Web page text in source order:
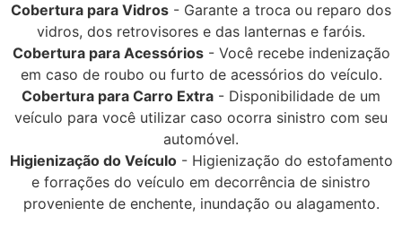
Cobertura para Vidros - Garante a troca ou reparo dos
vidros, dos retrovisores e das lanternas e faróis.
Cobertura para Acessórios- Você recebe indenização
em caso de roubo ou furto de acessórios do veículo.
Cobertura para Carro Extra - Disponibilidade de um
veículo para você utilizar caso ocorra sinistro com seu
automóvel.
Higienização do Veículo- Higienização do estofamento
e forrações do veículo em decorrência de sinistro
proveniente de enchente, inundação ou alagamento.